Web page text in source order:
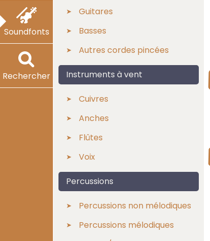
Soundfonts
Rechercher
Guitares
Basses
Autres cordes pincées
Instruments à vent
Cuivres
Anches
Flûtes
Voix
Percussions
Percussions non mélodiques
Percussions mélodiques